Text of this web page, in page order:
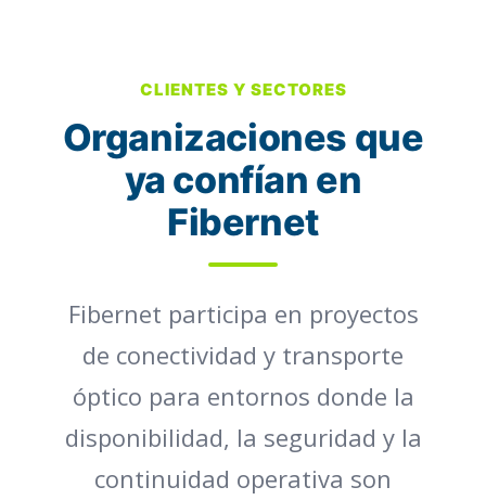
CLIENTES Y SECTORES
Organizaciones que
ya confían en
Fibernet
Fibernet participa en proyectos
de conectividad y transporte
óptico para entornos donde la
disponibilidad, la seguridad y la
continuidad operativa son